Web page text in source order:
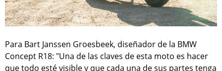
Para Bart Janssen Groesbeek, diseñador de la BMW
Concept R18: "Una de las claves de esta moto es hacer
que todo esté visible y que cada una de sus partes tenga